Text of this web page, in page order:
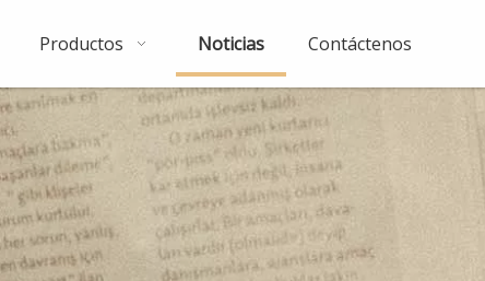
Productos Noticias Contáctenos